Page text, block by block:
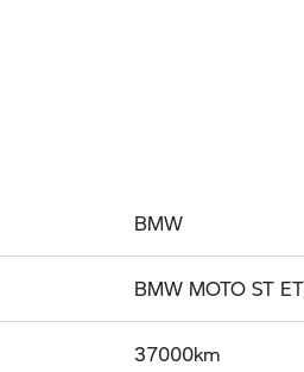
BMW
BMW MOTO ST
37000km